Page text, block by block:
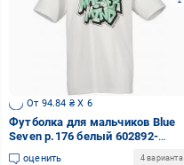
От 94.84 ₴ X 6
Футболка для мальчиков Blue
Seven р.176 белый 602892-
00/0001
оценить 4 варианта